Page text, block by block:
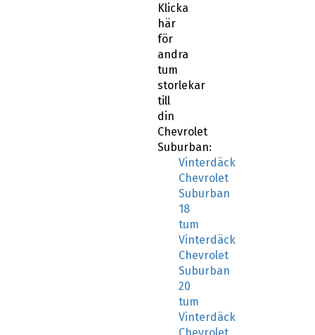
Klicka
här
för
andra
tum
storlekar
till
din
Chevrolet
Suburban:
Vinterdäck
Chevrolet
Suburban
18
tum
Vinterdäck
Chevrolet
Suburban
20
tum
Vinterdäck
Chevrolet